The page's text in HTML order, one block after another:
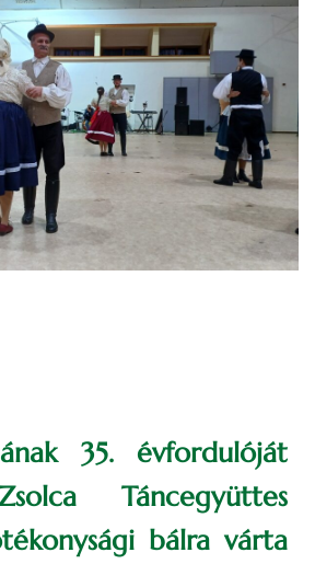
35. évfordulóját
Táncegyüttes
bálra várta